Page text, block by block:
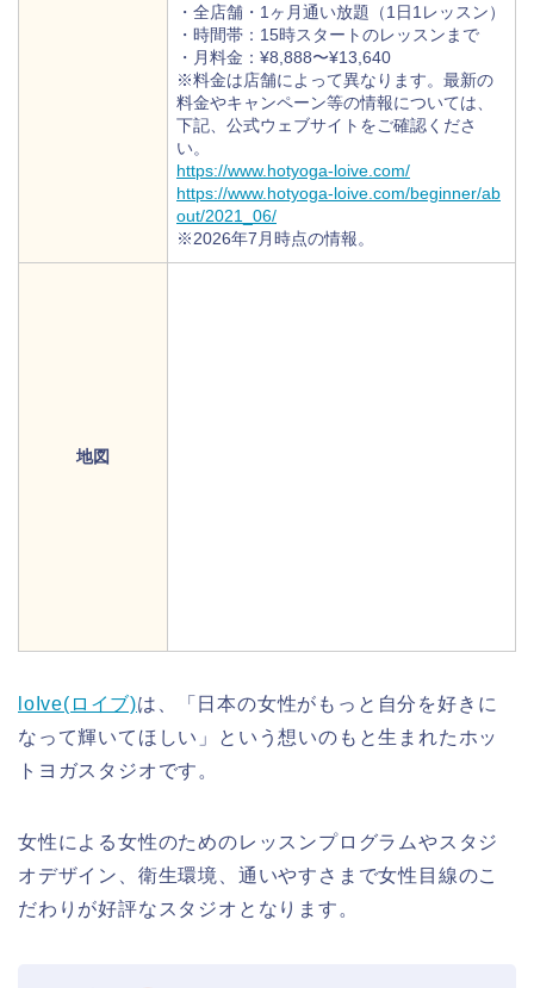
・全店舗・1ヶ月通い放題（1日1レッスン）
・時間帯：15時スタートのレッスンまで
・月料金：¥8,888〜¥13,640
※料金は店舗によって異なります。最新の
料金やキャンペーン等の情報については、
下記、公式ウェブサイトをご確認くださ
い。
https://www.hotyoga-loive.com/
https://www.hotyoga-loive.com/beginner/ab
out/2021_06/
※2026年7月時点の情報。
地図
loIve(ロイブ)は、「日本の女性がもっと自分を好きに
なって輝いてほしい」という想いのもと生まれたホッ
トヨガスタジオです。
女性による女性のためのレッスンプログラムやスタジ
オデザイン、衛生環境、通いやすさまで女性目線のこ
だわりが好評なスタジオとなります。